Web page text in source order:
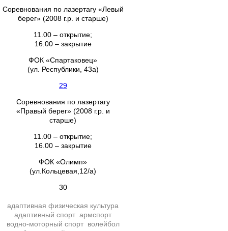
Соревнования по лазертагу «Левый
берег» (2008 г.р. и старше)
11.00 – открытие;
16.00 – закрытие
ФОК «Спартаковец»
(ул. Республики, 43а)
29
Соревнования по лазертагу
«Правый берег» (2008 г.р. и
старше)
11.00 – открытие;
16.00 – закрытие
ФОК «Олимп»
(ул.Кольцевая,12/а)
30
адаптивная физическая культура
адаптивный спорт армспорт
водно-моторный спорт волейбол